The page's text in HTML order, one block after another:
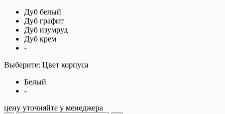
Дуб белый
Дуб графит
Дуб изумруд
Дуб крем
-
Выберите: Цвет корпуса
Белый
-
цену уточняйте у менеджера